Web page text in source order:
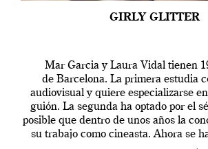
GIRLY GLITTER
Mar Garcia y Laura Vidal tienen
de Barcelona. La primera estudia
audiovisual y quiere especializarse
guión. La segunda ha optado por el
posible que dentro de unos años la
su trabajo como cineasta. Ahora se